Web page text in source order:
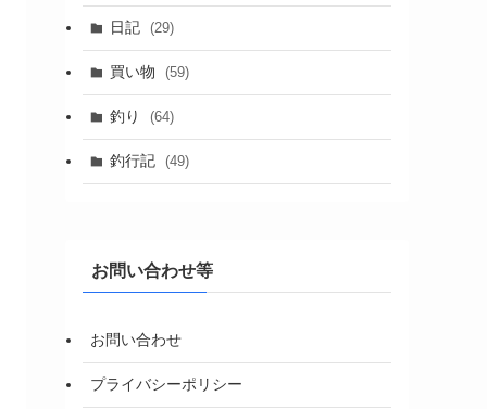
日記 (29)
買い物 (59)
釣り (64)
釣行記 (49)
お問い合わせ等
お問い合わせ
プライバシーポリシー